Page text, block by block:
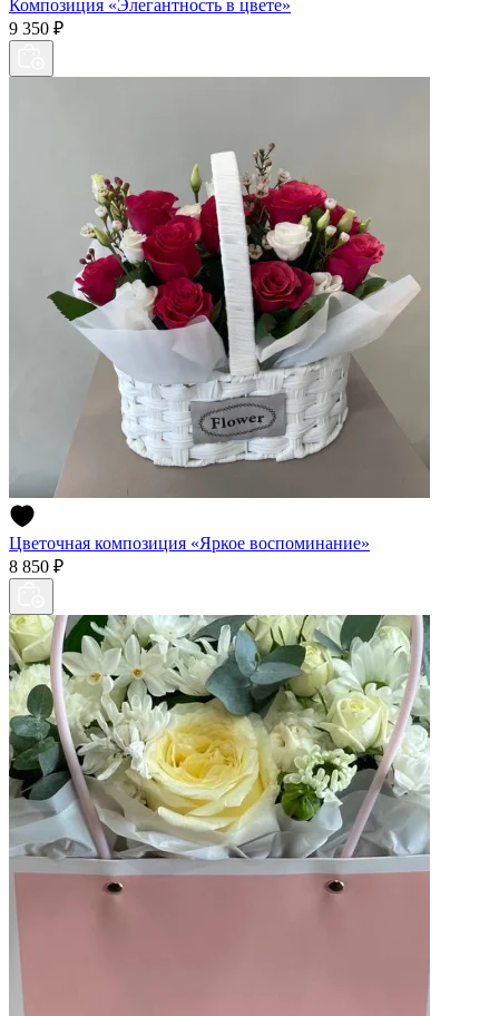
Композиция «Элегантность в цвете»
9 350 ₽
Цветочная композиция «Яркое воспоминание»
8 850 ₽